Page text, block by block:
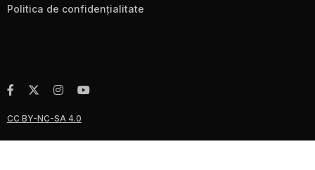
Politica de confidenţialitate
CC BY-NC-SA 4.0